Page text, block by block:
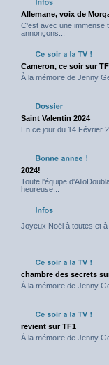
Allemane, voix de
C'est avec une immense
annonçons...
Cameron, ce soir sur
À la mémoire de Jenny
Saint Valentin 2024
En ce jour du 14 Février
2024!
Toute l'équipe
heureuse...
Joyeux Noël à toutes et à
chambre des secrets
À la mémoire de Jenny
revient sur TF1
À la mémoire de Jenny